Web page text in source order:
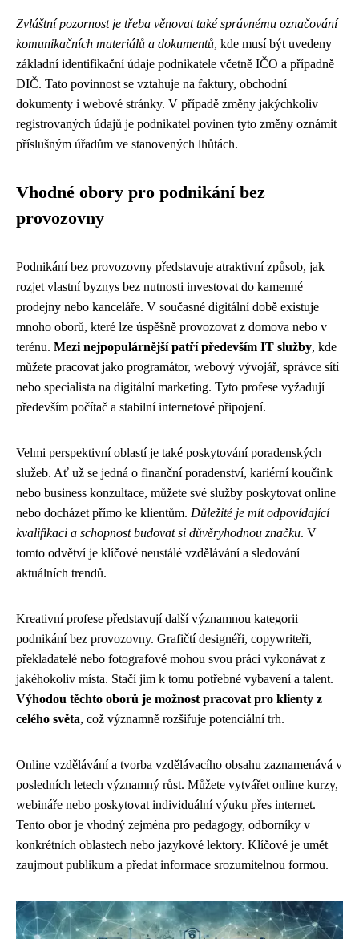
Zvláštní pozornost je třeba věnovat také správnému označování
komunikačních materiálů a dokumentů, kde musí být uvedeny
základní identifikační údaje podnikatele včetně IČO a případně
DIČ. Tato povinnost se vztahuje na faktury, obchodní
dokumenty i webové stránky. V případě změny jakýchkoliv
registrovaných údajů je podnikatel povinen tyto změny oznámit
příslušným úřadům ve stanovených lhůtách.
Vhodné obory pro podnikání bez
provozovny
Podnikání bez provozovny představuje atraktivní způsob, jak
rozjet vlastní byznys bez nutnosti investovat do kamenné
prodejny nebo kanceláře. V současné digitální době existuje
mnoho oborů, které lze úspěšně provozovat z domova nebo v
terénu. Mezi nejpopulárnější patří především IT služby, kde
můžete pracovat jako programátor, webový vývojář, správce sítí
nebo specialista na digitální marketing. Tyto profese vyžadují
především počítač a stabilní internetové připojení.
Velmi perspektivní oblastí je také poskytování poradenských
služeb. Ať už se jedná o finanční poradenství, kariérní koučink
nebo business konzultace, můžete své služby poskytovat online
nebo docházet přímo ke klientům. Důležité je mít odpovídající
kvalifikaci a schopnost budovat si důvěryhodnou značku. V
tomto odvětví je klíčové neustálé vzdělávání a sledování
aktuálních trendů.
Kreativní profese představují další významnou kategorii
podnikání bez provozovny. Grafičtí designéři, copywriteři,
překladatelé nebo fotografové mohou svou práci vykonávat z
jakéhokoliv místa. Stačí jim k tomu potřebné vybavení a talent.
Výhodou těchto oborů je možnost pracovat pro klienty z
celého světa, což významně rozšiřuje potenciální trh.
Online vzdělávání a tvorba vzdělávacího obsahu zaznamenává v
posledních letech významný růst. Můžete vytvářet online kurzy,
webináře nebo poskytovat individuální výuku přes internet.
Tento obor je vhodný zejména pro pedagogy, odborníky v
konkrétních oblastech nebo jazykové lektory. Klíčové je umět
zaujmout publikum a předat informace srozumitelnou formou.